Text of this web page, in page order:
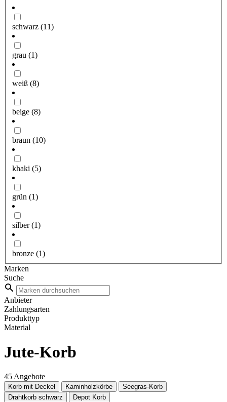
schwarz (11)
grau (1)
weiß (8)
beige (8)
braun (10)
khaki (5)
grün (1)
silber(1)
bronze (1)
Marken
Suche
Anbieter
Zahlungsarten
Produkttyp
Material
Jute-Korb
45 Angebote
Korb mit Deckel Kaminholzkörbe
Seegras-Korb
Drahtkorb schwarz
Depot Korb